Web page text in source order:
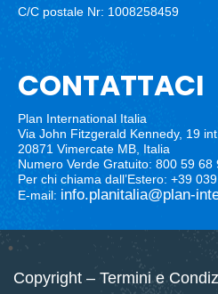
C/C postale Nr: 1008258459
CONTATTACI
Plan International Italia
Via John Fitzgerald Kennedy, 19
20871 Vimercate MB, Italia
Numero Verde Gratuito: 800 59 68
Per chi chiama dall’Estero: +39
E-mail: info.planitalia@plan-
Copyright – Termini e